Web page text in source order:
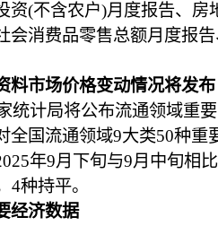
资(不含农户)月度报告、房
会消费品零售总额月度报
市场价格变动情况将发布
计局将公布流通领域重
全国流通领域9大类50种重
年9月下旬与9月中旬相
4种持平。
济数据